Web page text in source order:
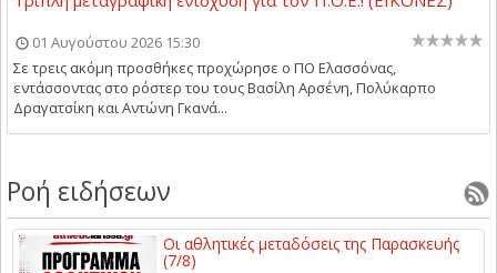
01 Αυγούστου 2026 15:30
Σε τρεις ακόμη προσθήκες προχώρησε ο ΠΟ Ελασσόνας,
εντάσσοντας στο ρόστερ του τους Βασίλη Αρσένη, Πολύκαρπο
Δραγατσίκη και Αντώνη Γκανά...
Ροή ειδήσεων
Οι αθλητικές μεταδόσεις της Παρασκευής
(7/8)